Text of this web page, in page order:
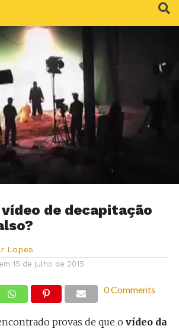
vídeo de decapitação
Lopes
15 de julho de 2015
0 Comments
provas de que o vídeo da